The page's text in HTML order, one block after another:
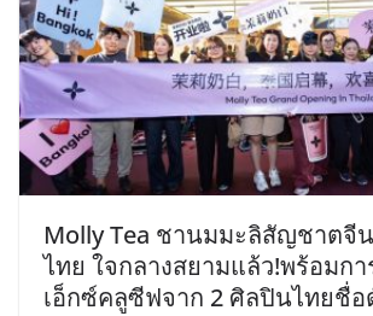
Molly Tea ชานมมะลิสัญชาตจี
ไทย ใจกลางสยามแล้ว!พร้อมก
เอ็กซ์คลูซีฟจาก 2 ศิลปินไทยชื่อ